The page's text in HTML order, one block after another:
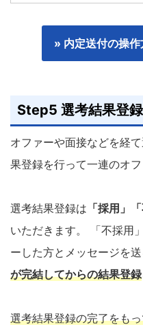
» 内定送付の操
Step5 選考結果登録
オファーや面接などを経
果登録を行って一連のオフ
選考結果登録は 「採用」
いただきます。 「不採用
ーした方とメッセージを
が完結してからの結果登録
選考結果登録の完了をも